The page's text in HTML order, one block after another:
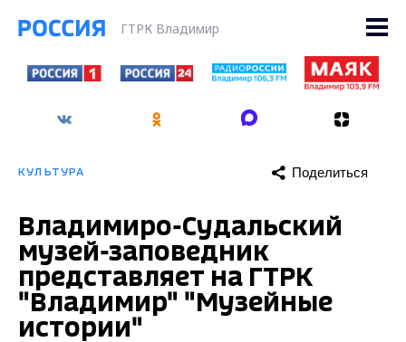
ГТРК Владимир
КУЛЬТУРА Поделиться
Владимиро-Судальский
музей-заповедник
представляет на ГТРК
"Владимир" "Музейные
истории"